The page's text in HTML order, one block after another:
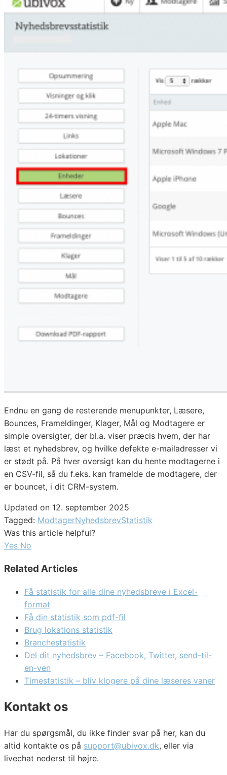
Endnu en gang de resterende menupunkter, Læsere,
Bounces, Frameldinger, Klager, Mål og Modtagere er
simple oversigter, der bl.a. viser præcis hvem, der har
læst et nyhedsbrev, og hvilke defekte e-mailadresser vi
er stødt på. På hver oversigt kan du hente modtagerne i
en CSV-fil, så du f.eks. kan framelde de modtagere, der
er bouncet, i dit CRM-system.
Updated on 12. september 2025
Tagged: ModtagerNyhedsbrevStatistik
Was this article helpful?
Yes No
Related Articles
Få statistik for alle dine nyhedsbreve i Excel-
format
Få din statistik som pdf-fil
Brug lokations statistik
Branchestatistik
Del dit nyhedsbrev – Facebook, Twitter, send-til-
en-ven
Timestatistik – bliv klogere på dine læseres vaner
Kontakt os
Har du spørgsmål, du ikke finder svar på her, kan du
altid kontakte os på support@ubivox.dk, eller via
livechat nederst til højre.